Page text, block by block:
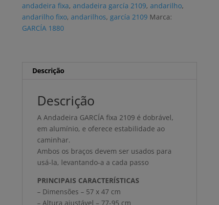
andadeira fixa, andadeira garcía 2109, andarilho,
andarilho fixo, andarilhos, garcía 2109 Marca:
GARCÍA 1880
Descrição
Descrição
A Andadeira GARCÍA fixa 2109 é dobrável,
em alumínio, e oferece estabilidade ao
caminhar.
Ambos os braços devem ser usados ​​para
usá-la, levantando-a a cada passo
PRINCIPAIS CARACTERÍSTICAS
– Dimensões – 57 x 47 cm
– Altura ajustável – 77-95 cm